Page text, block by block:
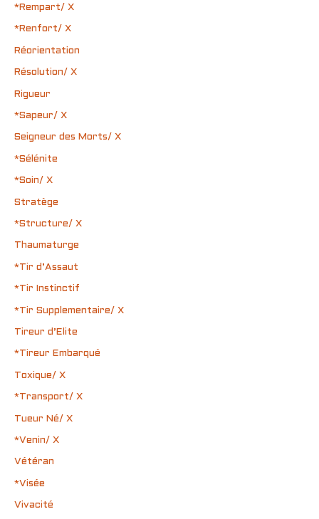
*Rempart/ X
*Renfort/ X
Réorientation
Résolution/ X
Rigueur
*Sapeur/ X
Seigneur des Morts/ X
*Sélénite
*Soin/ X
Stratège
*Structure/ X
Thaumaturge
*Tir d’Assaut
*Tir Instinctif
*Tir Supplementaire/ X
Tireur d’Elite
*Tireur Embarqué
Toxique/ X
*Transport/ X
Tueur Né/ X
*Venin/ X
Vétéran
*Visée
Vivacité